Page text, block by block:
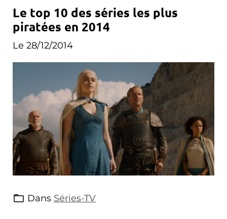
Le top 10 des séries les plus
piratées en 2014
Le 28/12/2014
Dans Séries-TV